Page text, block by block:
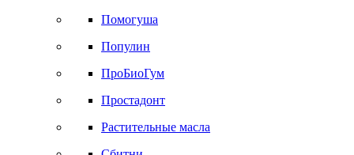
Помогуша
Популин
ПроБиоГум
Простадонт
Растительные масла